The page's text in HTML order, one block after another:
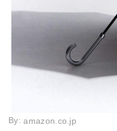
By:amazon.co.jp